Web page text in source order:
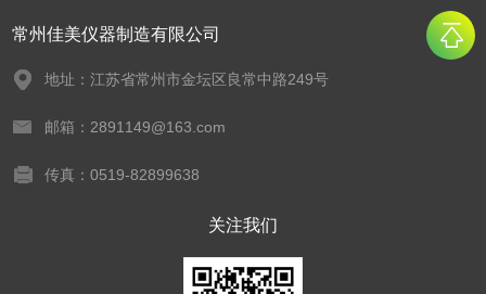
常州佳美仪器制造有限公司
地址：江苏省常州市金坛区良常中路249号
邮箱：2891149@163.com
传真：0519-82899638
关注我们